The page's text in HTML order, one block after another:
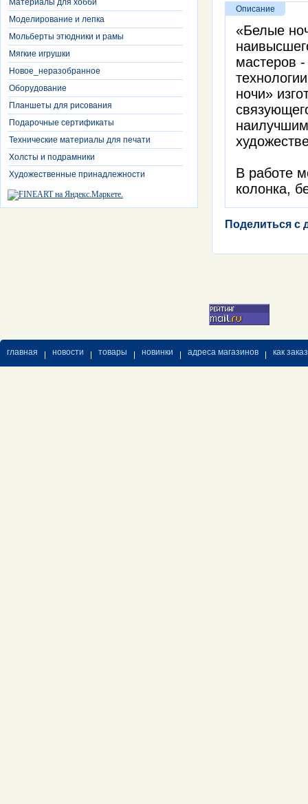
Материалы для хобби
Моделирование и лепка
Мольберты этюдники и рамы
Мягкие игрушки
Новое_неразобранное
Оборудование
Планшеты для рисования
Подарочные сертификаты
Технические материалы для печати
Холсты и подрамники
Художественные принадлежности
Описание
«Белые
мастеров
ночи»
В работе
колонка,
Поделиться с
главная новости товары новинки адреса магазинов как